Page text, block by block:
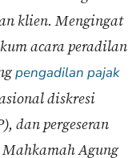
klien. Mengingat
acara peradilan
pengadilan pajak
diskresi
dan pergeseran
Agung